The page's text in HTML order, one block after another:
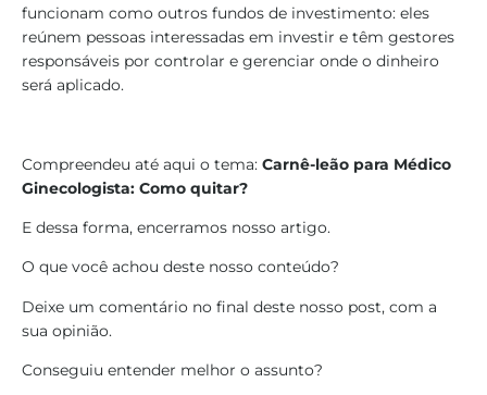
funcionam como outros fundos de investimento: eles
reúnem pessoas interessadas em investir e têm gestores
responsáveis por controlar e gerenciar onde o dinheiro
será aplicado.
Compreendeu até aqui o tema: Carnê-leão para Médico
Ginecologista: Como quitar?
E dessa forma, encerramos nosso artigo.
O que você achou deste nosso conteúdo?
Deixe um comentário no final deste nosso post, com a
sua opinião.
Conseguiu entender melhor o assunto?